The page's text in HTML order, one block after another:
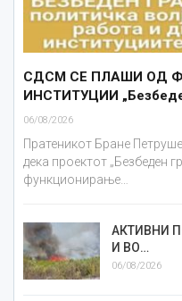
СДСМ СЕ ПЛАШИ ОД
ИНСТИТУЦИИ
06/08/2026
Пратеникот Бране
дека проектот „Безбеден
функционирање…
АКТИВНИ
И ВО…
06/08/2026